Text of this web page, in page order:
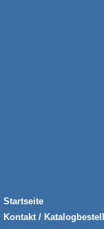
Startseite
Kontakt /